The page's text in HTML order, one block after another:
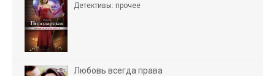
Детективы: прочее
Любовь всегда права